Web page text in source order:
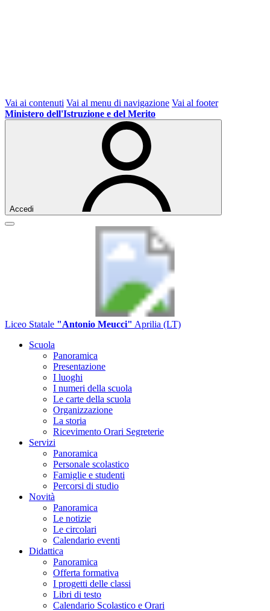
Vai ai contenuti Vai al menu di navigazione Vai al footer
Ministero dell'Istruzione e del Merito
Accedi
Liceo Statale "Antonio Meucci" Aprilia (LT)
Scuola
Panoramica
Presentazione
I luoghi
I numeri della scuola
Le carte della scuola
Organizzazione
La storia
Ricevimento Orari Segreterie
Servizi
Panoramica
Personale scolastico
Famiglie e studenti
Percorsi di studio
Novità
Panoramica
Le notizie
Le circolari
Calendario eventi
Didattica
Panoramica
Offerta formativa
I progetti delle classi
Libri di testo
Calendario Scolastico e Orari